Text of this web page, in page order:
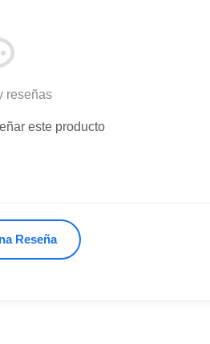
reseñas
este producto
Reseña